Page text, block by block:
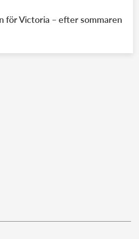
för Victoria – efter sommaren